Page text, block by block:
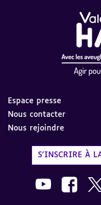
Espace presse
Nous contacter
Nous rejoindre
S'INSCRIRE À
Nous suivre sur
Nous